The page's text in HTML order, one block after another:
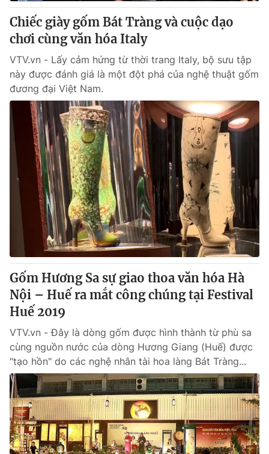
® Cấm sao chép dưới mọi hình thức nếu không có sự chấp
thuận bằng văn bản. Ghi rõ nguồn VTV.vn khi phát hành lại
thông tin từ website này.
Chiếc giày gốm Bát Tràng và cuộc dạo
chơi cùng văn hóa Italy
VTV.vn - Lấy cảm hứng từ thời trang Italy, bộ sưu tập
này được đánh giá là một đột phá của nghệ thuật gốm
đương đại Việt Nam.
Gốm Hương Sa sự giao thoa văn hóa Hà
Nội – Huế ra mắt công chúng tại Festival
Huế 2019
VTV.vn - Đây là dòng gốm được hình thành từ phù sa
cùng nguồn nước của dòng Hương Giang (Huế) được
"tạo hồn" do các nghệ nhân tài hoa làng Bát Tràng...